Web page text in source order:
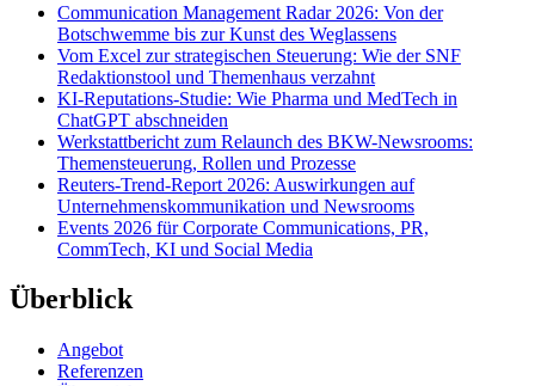
Communication Management Radar 2026: Von der
Botschwemme bis zur Kunst des Weglassens
Vom Excel zur strategischen Steuerung: Wie der SNF
Redaktionstool und Themenhaus verzahnt
KI-Reputations-Studie: Wie Pharma und MedTech in
ChatGPT abschneiden
Werkstattbericht zum Relaunch des BKW-Newsrooms:
Themensteuerung, Rollen und Prozesse
Reuters-Trend-Report 2026: Auswirkungen auf
Unternehmenskommunikation und Newsrooms
Events 2026 für Corporate Communications, PR,
CommTech, KI und Social Media
Überblick
Angebot
Referenzen